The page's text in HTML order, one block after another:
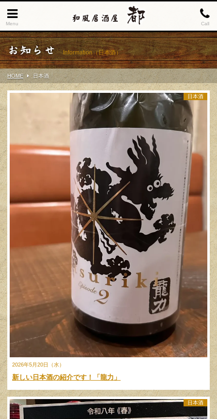
Menu Call
お知らせ Information（日本酒）
HOME 日本酒
2026年5月20日（水）
日本酒
新しい日本酒の紹介です！「龍力」
日本酒